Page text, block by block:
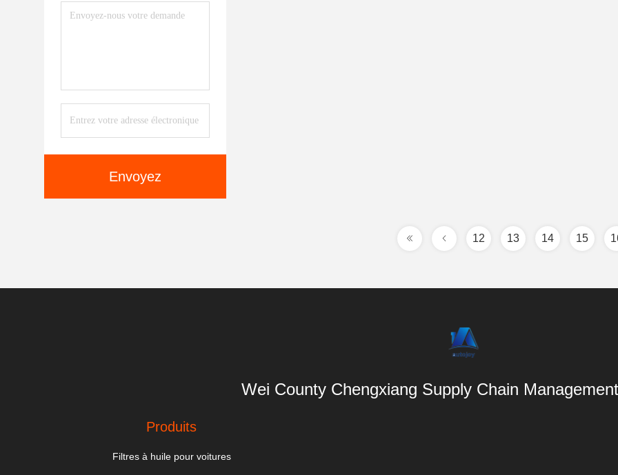
Envoyez
12 13 14 15
Wei County Chengxiang Supply Chain Management
Produits
Filtres à huile pour voitures